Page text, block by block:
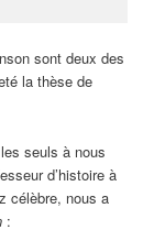
sont deux des
la thèse de
seuls à nous
d’histoire à
célèbre, nous a
: